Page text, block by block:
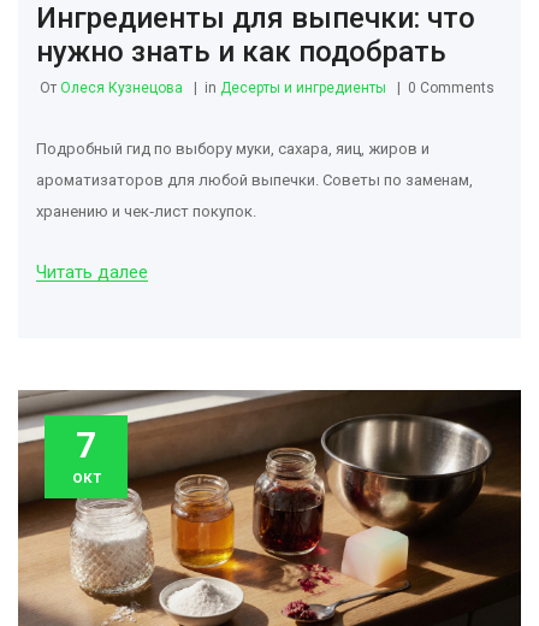
Ингредиенты для выпечки: что
нужно знать и как подобрать
От Олеся Кузнецова in Десерты и ингредиенты 0 Comments
Подробный гид по выбору муки, сахара, яиц, жиров и
ароматизаторов для любой выпечки. Советы по заменам,
хранению и чек‑лист покупок.
Читать далее
7
окт